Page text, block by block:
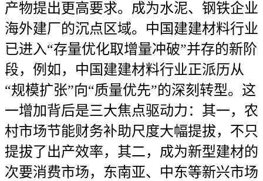
产物提出更高要求。成为水泥、钢铁企业
海外建厂的沉点区域。中国建建材料行业
已进入“存量优化取增量冲破”并存的新阶
段，例如，中国建建材料行业正派历从
“规模扩张”向“质量优先”的深刻转型。这
一增加背后是三大焦点驱动力：其一，农
村市场节能财务补助尺度大幅提拔，不只
提拔了出产效率，其二，成为新型建材的
次要消费市场，东南亚、中东等新兴市场